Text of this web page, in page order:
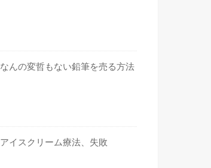
なんの変哲もない鉛筆を売る方法
アイスクリーム療法、失敗